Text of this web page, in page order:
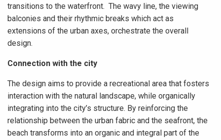
transitions to the waterfront. The wavy line, the viewing
balconies and their rhythmic breaks which act as
extensions of the urban axes, orchestrate the overall
design.
Connection with the city
The design aims to provide a recreational area that fosters
interaction with the natural landscape, while organically
integrating into the city’s structure. By reinforcing the
relationship between the urban fabric and the seafront, the
beach transforms into an organic and integral part of the